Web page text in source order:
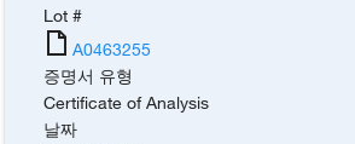
Lot #
A0463255
증명서 유형
Certificate of Analysis
날짜